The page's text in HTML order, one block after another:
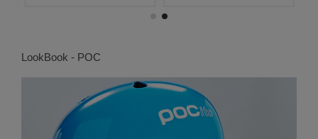
LookBook - POC